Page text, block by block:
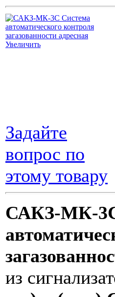
Увеличить
Задайте
вопрос по
этому товару
САКЗ-МК-
из